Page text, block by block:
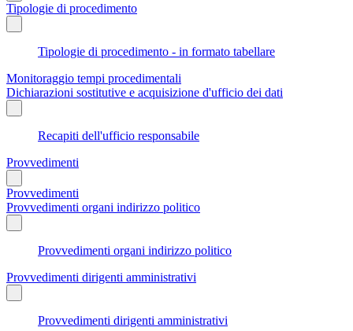
Tipologie di procedimento
Tipologie di procedimento - in formato tabellare
Monitoraggio tempi procedimentali
Dichiarazioni sostitutive e acquisizione d'ufficio dei dati
Recapiti dell'ufficio responsabile
Provvedimenti
Provvedimenti
Provvedimenti organi indirizzo politico
Provvedimenti organi indirizzo politico
Provvedimenti dirigenti amministrativi
Provvedimenti dirigenti amministrativi